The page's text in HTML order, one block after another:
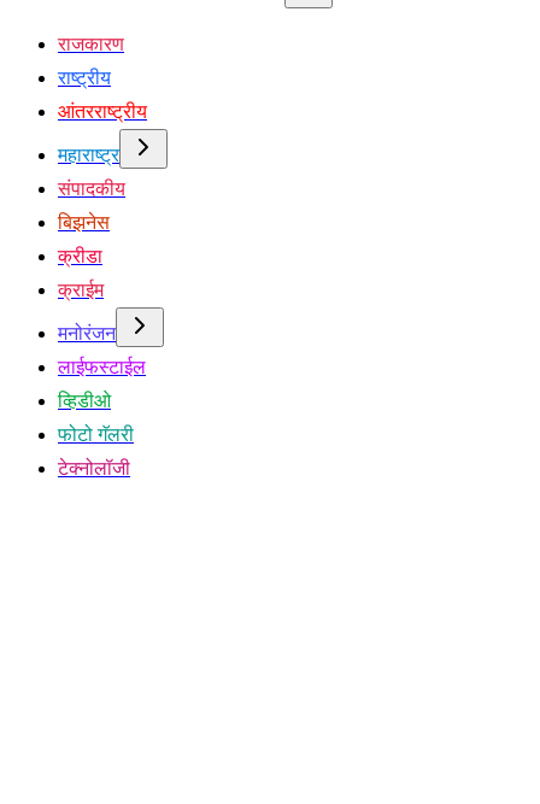
राजकारण
राष्ट्रीय
आंतरराष्ट्रीय
महाराष्ट्र
संपादकीय
बिझनेस
क्रीडा
क्राईम
मनोरंजन
लाईफस्टाईल
व्हिडीओ
फोटो गॅलरी
टेक्नोलॉजी